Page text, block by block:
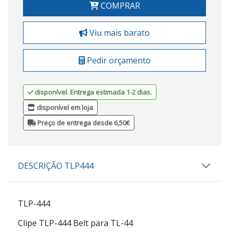
COMPRAR
Viu mais barato
Pedir orçamento
disponível. Entrega estimada 1-2 dias.
disponível em loja
Preço de entrega desde 6,50€
DESCRIÇÃO TLP444
TLP-444
Clipe TLP-444 Belt para TL-44